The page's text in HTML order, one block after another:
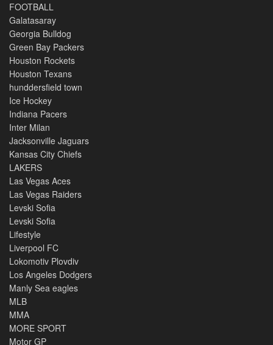
FOOTBALL
Galatasaray
Georgia Bulldog
Green Bay Packers
Houston Rockets
Houston Texans
hunddersfield town
Ice Hockey
Indiana Pacers
Inter Milan
Jacksonville Jaguars
Kansas City Chiefs
LAKERS
Las Vegas Aces
Las Vegas Raiders
Levski Sofia
Levski Sofia
Lifestyle
Liverpool FC
Lokomotiv Plovdiv
Los Angeles Dodgers
Manly Sea eagles
MLB
MMA
MORE SPORT
Motor GP